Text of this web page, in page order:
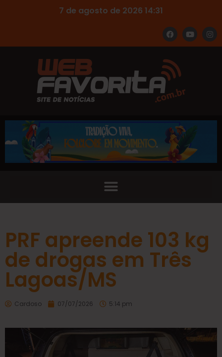
7 de agosto de 2026 14:31
PRF apreende 103 kg
de drogas em Três
Lagoas/MS
Cardoso 07/07/2026 5:14 pm